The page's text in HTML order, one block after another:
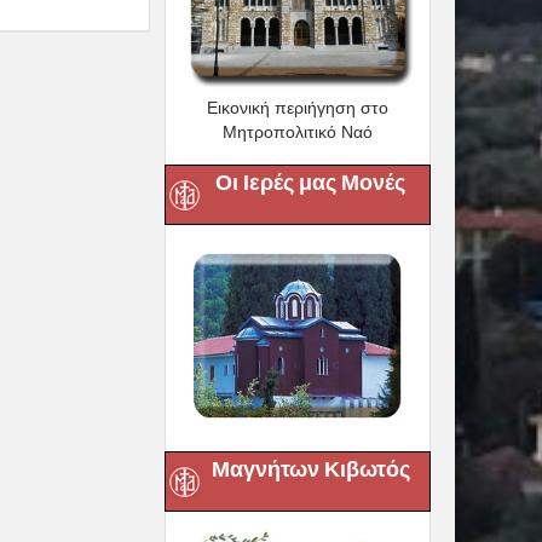
Εικονική περιήγηση στο
Μητροπολιτικό Ναό
Οι Ιερές μας Μονές
Μαγνήτων Κιβωτός